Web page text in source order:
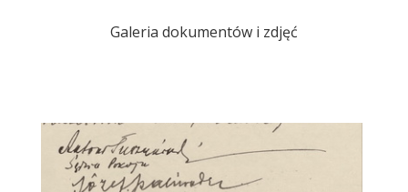
Galeria dokumentów i zdjęć